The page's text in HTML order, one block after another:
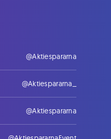
@Aktiespararna
@Aktiespararna_
@Aktiespararna